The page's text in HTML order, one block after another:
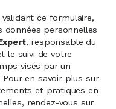
ce formulaire,
données personnelles
, responsable du
le suivi de votre
visés par un
en savoir plus sur
et pratiques en
rendez-vous sur